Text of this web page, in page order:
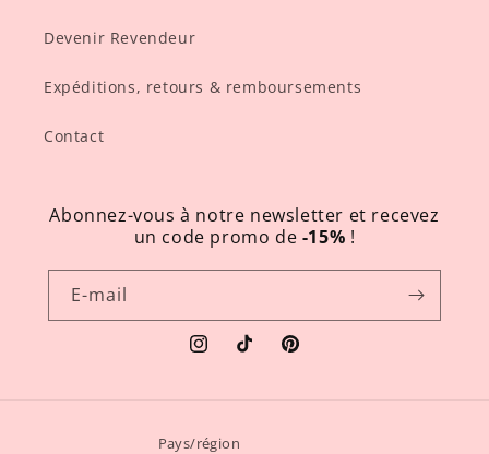
Devenir Revendeur
Expéditions, retours & remboursements
Contact
Abonnez-vous à notre newsletter et recevez
un code promo de -15% !
E-mail
InstagramTikTok Pinterest
Pays/région